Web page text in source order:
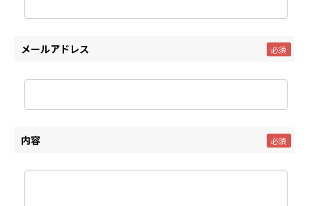
メールアドレス
内容